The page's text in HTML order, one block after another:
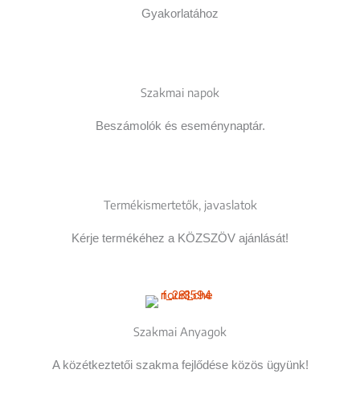
Gyakorlatához
Szakmai napok
Beszámolók és eseménynaptár.
Termékismertetők, javaslatok
Kérje termékéhez a KÖZSZÖV ajánlását!
Szakmai Anyagok
A közétkeztetői szakma fejlődése közös ügyünk!